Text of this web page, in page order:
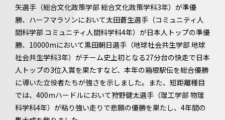
矢選手（総合文化政策学部 総合文化政策学科3年）が準優
勝、ハーフマラソンにおいて太田蒼生選手（コミュニティ人
間科学部 コミュニティ人間科学科4年）が日本人トップの準優
勝、10000mにおいて黒田朝日選手（地球社会共生学部 地球
社会共生学科3年）がチーム史上初となる27分台の快走で日本
人トップの3位入賞を果たすなど、本年の箱根駅伝を総合優勝
に導いた立役者たちが強さを示しました。また、短距離種目
では、400mハードルにおいて狩野健太選手（理工学部 物理
科学科4年）が粘り強い走りで悲願の優勝を果たし、4年間の